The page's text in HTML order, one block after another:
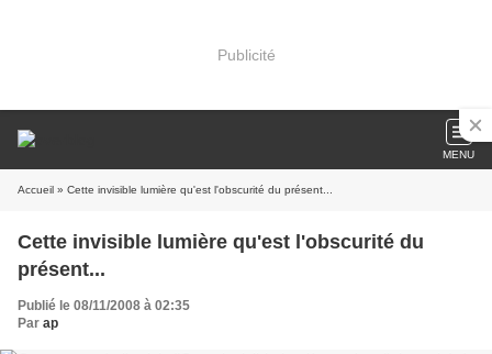
Publicité
MENU
Accueil » Cette invisible lumière qu'est l'obscurité du présent...
Cette invisible lumière qu'est l'obscurité du
présent...
Publié le 08/11/2008 à 02:35
Par ap